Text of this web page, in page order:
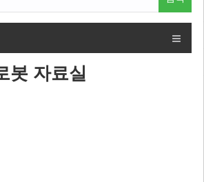
봇 자료실